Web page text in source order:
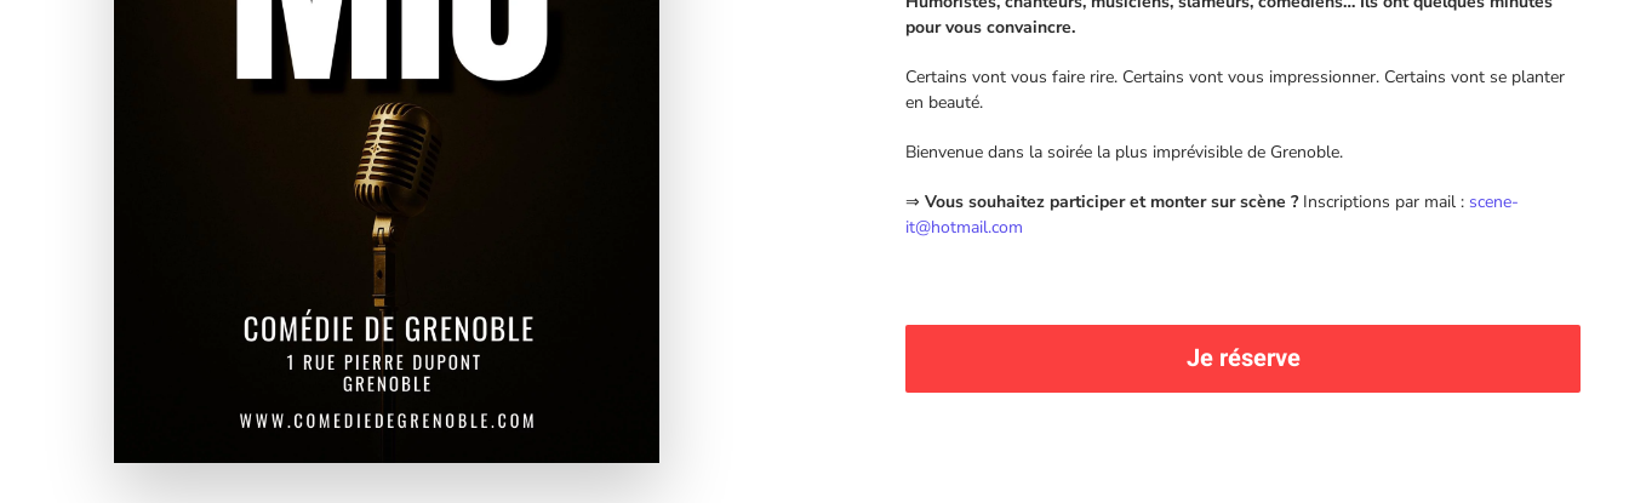
pour vous convaincre.
Certains vont vous faire rire. Certains vont vous impressionner. Certains vont se planter
en beauté.
Bienvenue dans la soirée la plus imprévisible de Grenoble.
⇒ Vous souhaitez participer et monter sur scène ?Inscriptions par mail : scene-
it@hotmail.com
Je réserve